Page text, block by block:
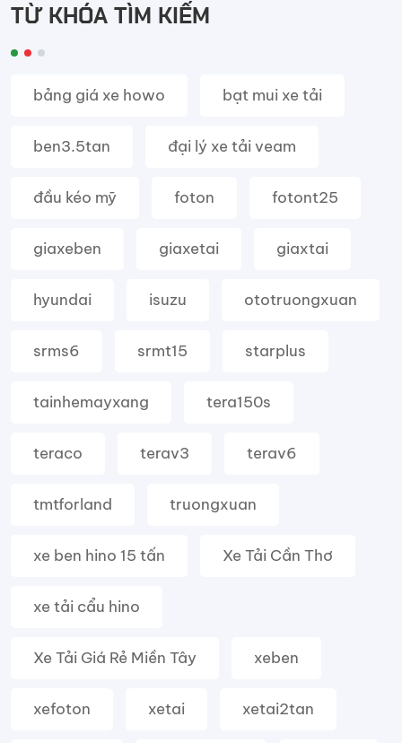
TỪ KHÓA TÌM KIẾM
bảng giá xe howo bạt mui xe tải
ben3.5tan đại lý xe tải veam
đầu kéo mỹ foton fotont25
giaxeben giaxetai giaxtai
hyundai isuzu ototruongxuan
srms6 srmt15 starplus
tainhemayxang tera150s
teraco terav3 terav6
tmtforland truongxuan
xe ben hino 15 tấn Xe Tải Cần Thơ
xe tải cẩu hino
Xe Tải Giá Rẻ Miền Tây xeben
xefoton xetai xetai2tan